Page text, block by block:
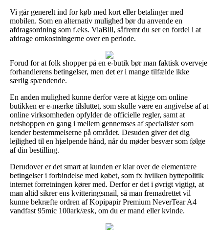
Vi går generelt ind for køb med kort eller betalinger med
mobilen. Som en alternativ mulighed bør du anvende en
afdragsordning som f.eks. ViaBill, såfremt du ser en fordel i at
afdrage omkostningerne over en periode.
Forud for at folk shopper på en e-butik bør man faktisk overveje
forhandlerens betingelser, men det er i mange tilfælde ikke
særlig spændende.
En anden mulighed kunne derfor være at kigge om online
butikken er e-mærke tilsluttet, som skulle være en angivelse af at
online virksomheden opfylder de officielle regler, samt at
netshoppen en gang i mellem gennemses af specialister som
kender bestemmelserne på området. Desuden giver det dig
lejlighed til en hjælpende hånd, når du møder besvær som følge
af din bestilling.
Derudover er det smart at kunden er klar over de elementære
betingelser i forbindelse med købet, som fx hvilken byttepolitik
internet forretningen kører med. Derfor er det i øvrigt vigtigt, at
man altid sikrer ens kvitteringsmail, så man fremadrettet vil
kunne bekræfte ordren af Kopipapir Premium NeverTear A4
vandfast 95mic 100ark/æsk, om du er mand eller kvinde.